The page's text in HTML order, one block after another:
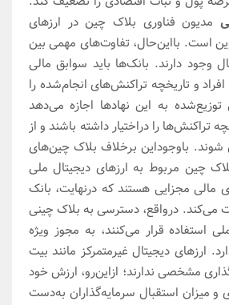
مدیون فناوری بلاک چین در ارزهای
است. با‌این‌حال، تفاوت‌های مهمی بین
وجود دارند. بانک‌ها باید سوابق مالی
و تاریخچه تراکنش‌های انجام‌شده را
توزیع‌شده به این نهادها اجازه می‌دهد
تراکنش‌ها را دراختیار داشته باشند و از
باوجوداین برخلاف بلاک چین‌های
چین مربوط به ارزهای دیجیتال ملی
مجزایی هستند که در‌نهایت، بانک
می‌کند. در‌واقع، دسترسی به بلاک چینی
استفاده قرار می‌کنند، به مجوز ویژه
ارزهای دیجیتال غیرمتمرکز مانند بیت
مشخصی ندارند؛ ازاین‌رو، ارزش خود
و میزان استقبال سرمایه‌گذاران به‌دست